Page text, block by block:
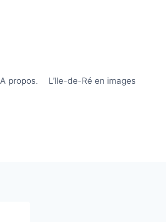
A propos. L’Ile-de-Ré en images